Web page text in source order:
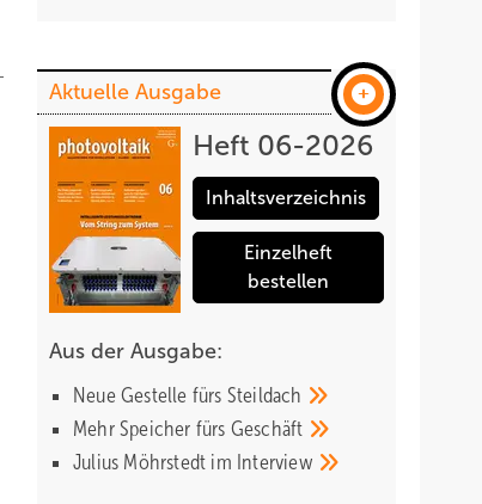
Aktuelle Ausgabe
Heft 06-2026
Inhaltsverzeichnis
Einzelheft
bestellen
Aus der Ausgabe:
Neue Gestelle fürs Steildach
Mehr Speicher fürs Geschäft
Julius Möhrstedt im Interview